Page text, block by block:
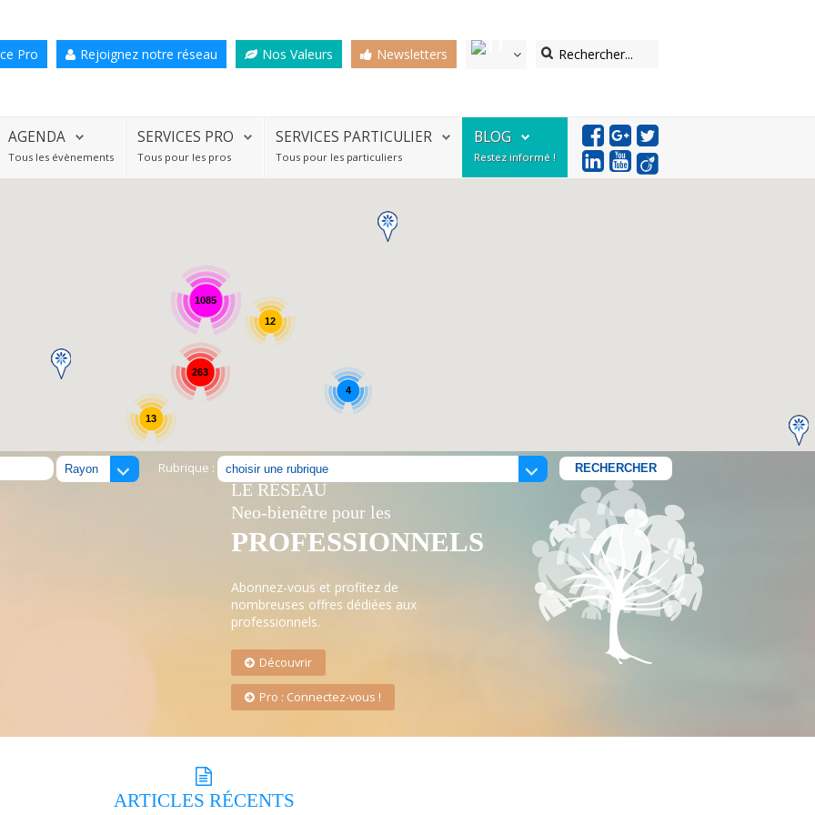
Pro Rejoignez notre réseau Nos Valeurs Newsletters
AGENDA
Tous les évènements
SERVICES PRO
Tous pour les pros
SERVICES PARTICULIER
Tous pour les particuliers
BLOG
Restez informé !
1085
13
263
4
12
Rubrique :
LE RÉSEAU
Neo-bienêtre pour les
PROFESSIONNELS
Abonnez-vous et profitez de
nombreuses offres dédiées aux
professionnels.
Découvrir
Pro : Connectez-vous !
ARTICLES RÉCENTS